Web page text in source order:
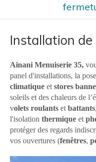
Installation
Ainani Menuiserie 35,
panel d'installations, la
climatique et stores banne
soleils et des chaleurs de
volets roulants et battants
l'isolation thermique et
protéger des regards
vos ouvertures (fenêtres,